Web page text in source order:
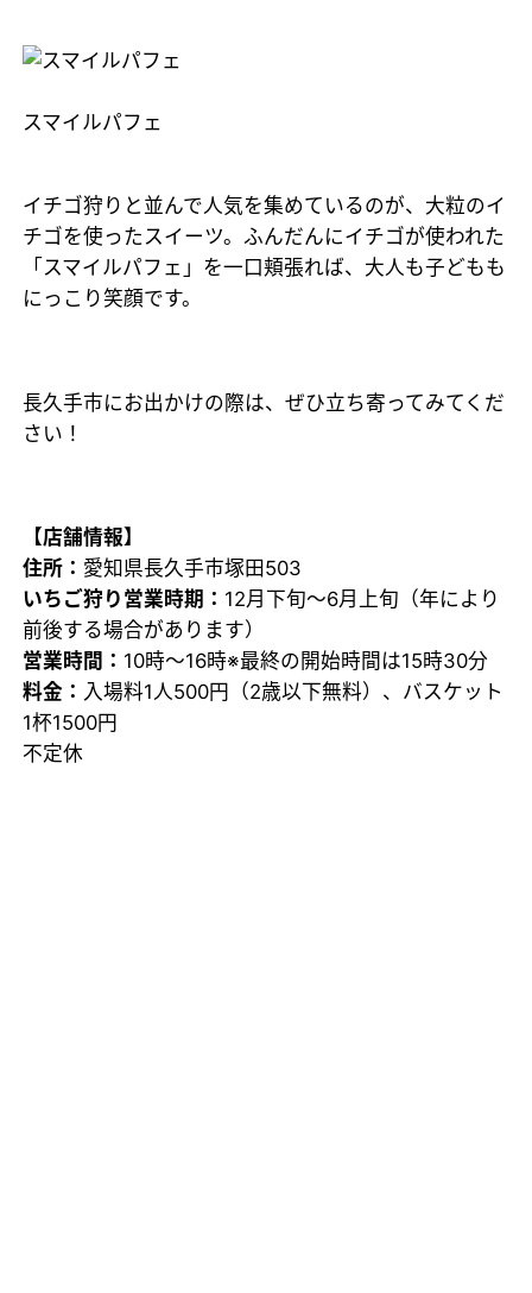
スマイルパフェ
イチゴ狩りと並んで人気を集めているのが、大粒のイ
チゴを使ったスイーツ。ふんだんにイチゴが使われた
「スマイルパフェ」を一口頬張れば、大人も子どもも
にっこり笑顔です。
長久手市にお出かけの際は、ぜひ立ち寄ってみてくだ
さい！
【店舗情報】
住所： 愛知県長久手市塚田503
いちご狩り営業時期： 12月下旬～6月上旬（年により
前後する場合があります）
営業時間： 10時～16時※最終の開始時間は15時30分
料金： 入場料1人500円（2歳以下無料）、バスケット
1杯1500円
不定休